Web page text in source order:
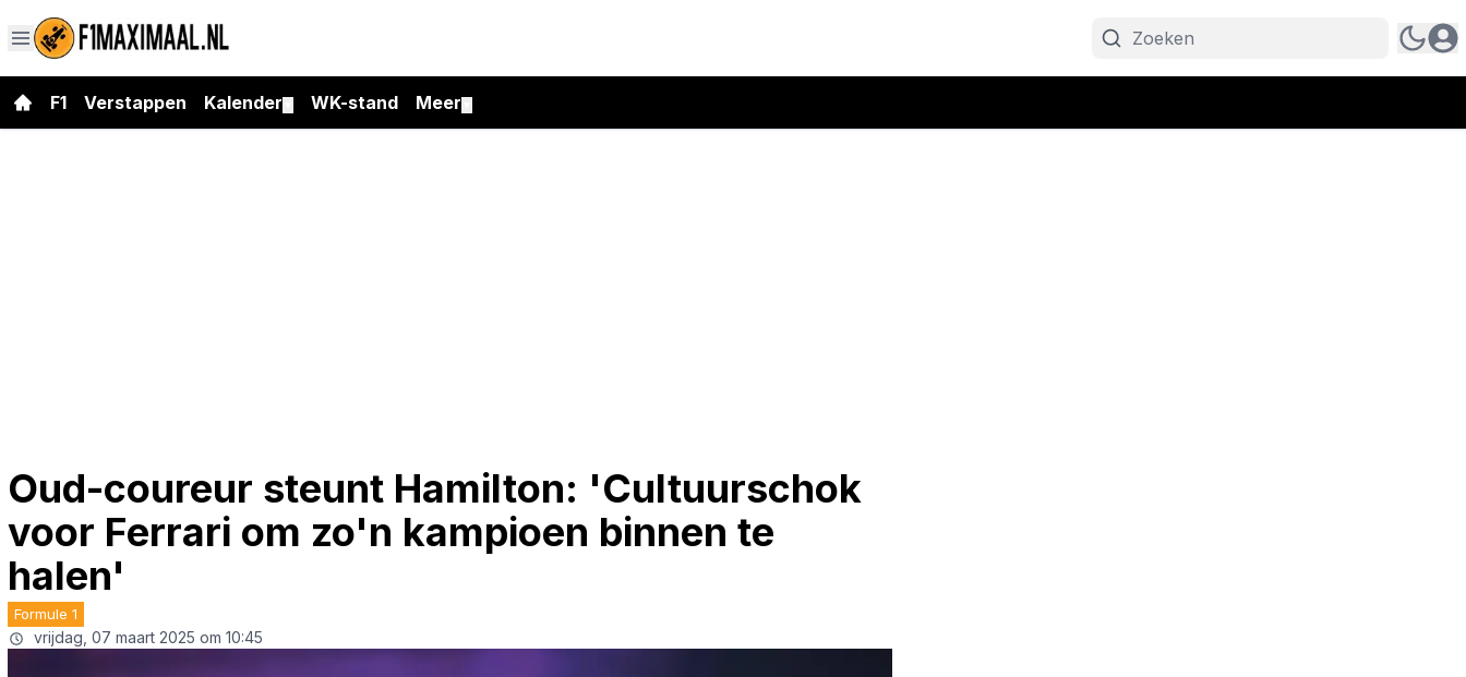
F1 Verstappen Kalender WK-stand Meer
Oud-coureur steunt Hamilton: 'Cultuurschok
voor Ferrari om zo'n kampioen binnen te
halen'
Formule 1
vrijdag, 07 maart 2025 om 10:45